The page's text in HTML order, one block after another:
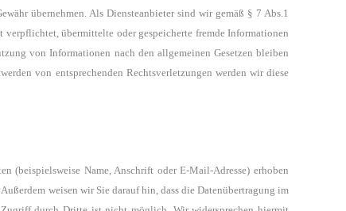
übernehmen.Als Diensteanbieter sind wir gemäß § 7 Abs.1
verpflichtet, übermittelte oder gespeicherte fremde Informationen
von Informationen nach den allgemeinen Gesetzen bleiben
von entsprechenden Rechtsverletzungen werden wir diese
(beispielsweise Name, Anschrift oder E-Mail-Adresse) erhoben
weisen wir Sie darauf hin, dass die Datenübertragung im